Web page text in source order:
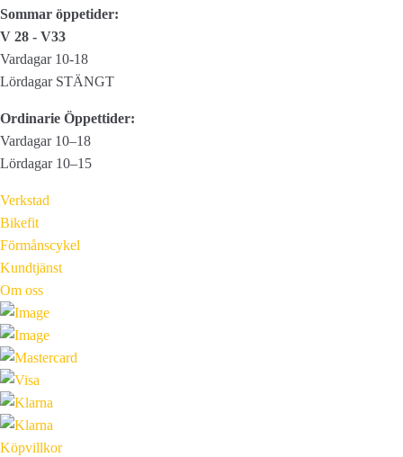
Sommar öppetider:
V 28 - V33
Vardagar 10-18
Lördagar STÄNGT
Ordinarie Öppettider:
Vardagar 10–18
Lördagar 10–15
Verkstad
Bikefit
Förmånscykel
Kundtjänst
Om oss
Köpvillkor